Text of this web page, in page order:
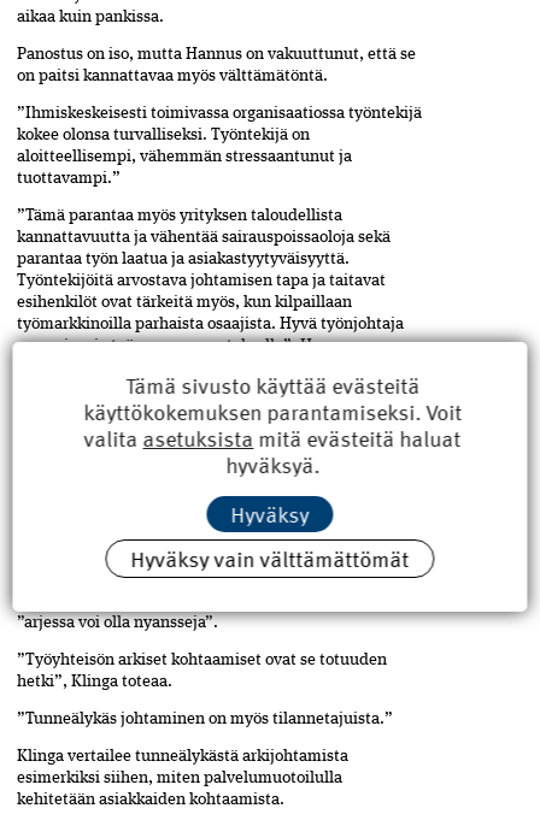
aikaa kuin pankissa.
Panostus on iso, mutta Hannus on vakuuttunut, että se
on paitsi kannattavaa myös välttämätöntä.
”Ihmiskeskeisesti toimivassa organisaatiossa ­työntekijä
kokee olonsa turvalliseksi. Työntekijä on
aloitteellisempi, vähemmän stressaantunut ja
tuottavampi.”
”Tämä parantaa myös yrityksen taloudellista
kannattavuutta ja vähentää sairauspoissaoloja sekä
parantaa työn laatua ja asiakastyytyväisyyttä.
Työntekijöitä arvostava johtamisen tapa ja taitavat
esihenkilöt ovat tärkeitä myös, kun kilpaillaan
työmarkkinoilla parhaista osaajista. Hyvä työnjohtaja
on avainasia työmaan menestykselle”, Hannus sanoo.
”Tunneälykäs johtaja luo ilmapiirin, jossa on tilaa avoimuudelle,
oppimiselle ja hyvinvoinnille”, kuvailee kouluttaja Tea Klinga.
HYVÄ ITSETUNTEMUS JA TILANNETAJU
työskentelee kouluttajana,
valmentajana ja esitelmöitsijänä monien eri alojen
yritysten ja ammattilaisten kanssa. Hän käsittelee
johtamisen ja työelämän asioita yrityksensä nimeä
kantavassa Johtakee-blogissa. Klinga ei pidä
”arjessa voi olla nyansseja”.
”Työyhteisön arkiset kohtaamiset ovat se totuuden
hetki”, Klinga toteaa.
”Tunneälykäs johtaminen on myös tilannetajuista.”
Klinga vertailee tunneälykästä arkijohtamista
esimerkiksi siihen, miten palvelumuotoilulla
kehitetään asiakkaiden kohtaamista.
Tämä sivusto käyttää evästeitä
käyttökokemuksen parantamiseksi. Voit
valita asetuksista mitä evästeitä haluat
hyväksyä.
Hyväksy
Hyväksy vain välttämättömät